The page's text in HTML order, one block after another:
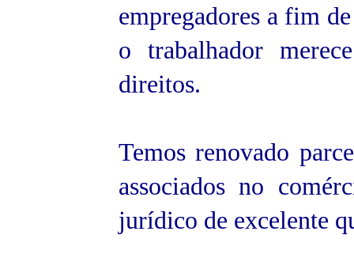
empregadores a fim
o trabalhador
direitos.
Temos renovado
associados no
jurídico de excelente